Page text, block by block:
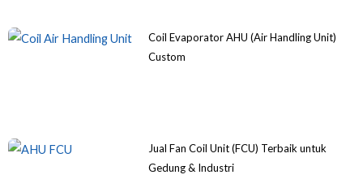
Coil Evaporator AHU (Air Handling Unit)
Custom
Jual Fan Coil Unit (FCU) Terbaik untuk
Gedung & Industri